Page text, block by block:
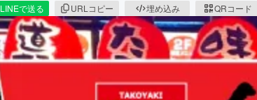
LINEで送る URLコピー 埋め込み QRコード